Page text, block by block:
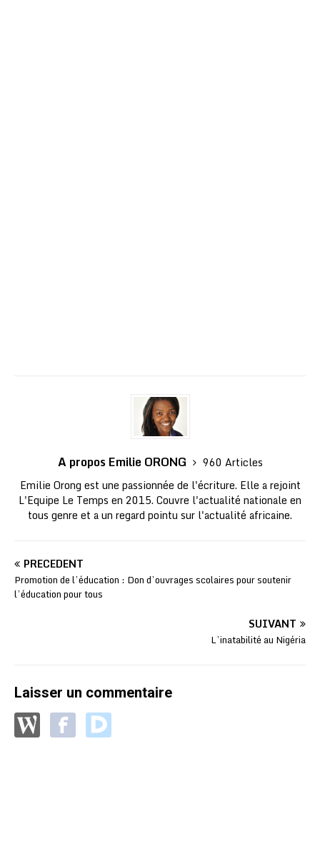
A propos Emilie ORONG
960 Articles
Emilie Orong est une passionnée de l'écriture. Elle a rejoint
L'Equipe Le Temps en 2015. Couvre l'actualité nationale en
tous genre et a un regard pointu sur l'actualité africaine.
PRÉCÉDENT
Promotion de l’éducation : Don d’ouvrages scolaires pour soutenir
l’éducation pour tous
SUIVANT
L’inatabilité au Nigéria
Laisser un commentaire